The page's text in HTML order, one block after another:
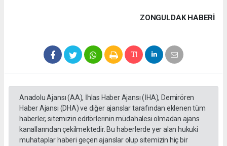
ZONGULDAK HABERİ
Anadolu Ajansı (AA), İhlas Haber Ajansı (İHA), Demirören
Haber Ajansı (DHA) ve diğer ajanslar tarafından eklenen tüm
haberler, sitemizin editörlerinin müdahalesi olmadan ajans
kanallarından çekilmektedir. Bu haberlerde yer alan hukuki
muhataplar haberi geçen ajanslar olup sitemizin hiç bir